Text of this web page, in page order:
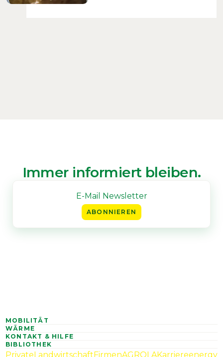
Immer informiert bleiben.
ABONNIEREN
MOBILITÄT
WÄRME
KONTAKT & HILFE
BIBLIOTHEK
PrivateLandwirtschaftFirmenAGROLAKarriereenergy